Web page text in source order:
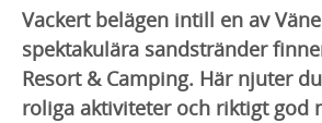
Vackert belägen intill en av
spektakulära sandstränder
Resort & Camping. Här njuter
roliga aktiviteter och riktigt god